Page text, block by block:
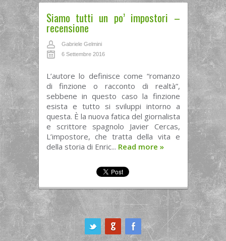
Siamo tutti un po’ impostori –
recensione
Gabriele Gelmini
6 Settembre 2016
L’autore lo definisce come “romanzo
di finzione o racconto di realtà”,
sebbene in questo caso la finzione
esista e tutto si sviluppi intorno a
questa. È la nuova fatica del giornalista
e scrittore spagnolo Javier Cercas,
L’impostore, che tratta della vita e
della storia di Enric... Read more »